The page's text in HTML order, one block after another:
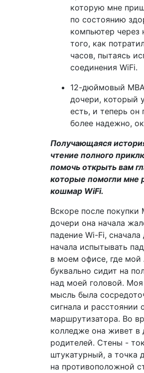
которую мне
по состоянию
компьютер через
того, как
часов, пытаясь
соединения WiFi.
12-дюймовый
дочери, который
есть, и теперь он
более надежно,
Получающаяся
чтение полного
помочь открыть вам
которые помогли мне
кошмар WiFi.
Вскоре после покупки
дочери она начала
падение Wi-Fi,
начала испытывать
в моем офисе, где мой
буквально сидит на
над моей головой. Моя
мысль была
сигнала и расстоянии
маршрутизатора. Во
колледже она живет в
родителей. Стены -
штукатурный, а точка
на противоположной